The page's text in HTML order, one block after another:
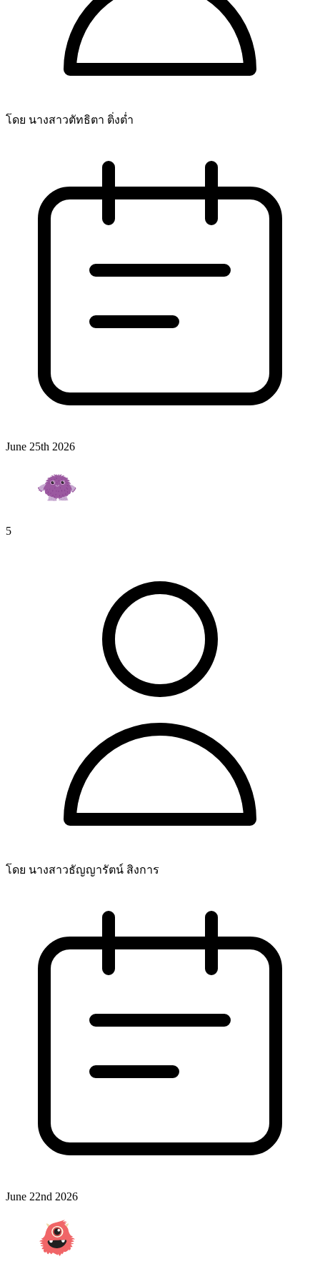
โดย นางสาวตัทธิตา ติ่งต่ำ
June 25th 2026
5
โดย นางสาวธัญญารัตน์ สิงการ
June 22nd 2026